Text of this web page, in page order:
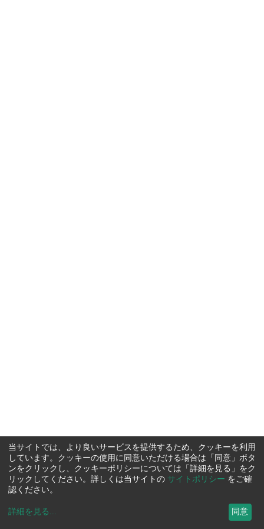
当サイトでは、より良いサービスを提供するため、クッキーを利用
しています。クッキーの使用に同意いただける場合は「同意」ボタ
ンをクリックし、クッキーポリシーについては「詳細を見る」をク
リックしてください。詳しくは当サイトの サイトポリシー をご確
認ください。
詳細を見る ... 同意